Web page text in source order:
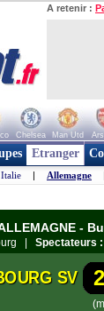
A retenir :
Chelsea Man Utd
Etranger
Italie | Allemagne
-
| Spectateurs :
SV 2